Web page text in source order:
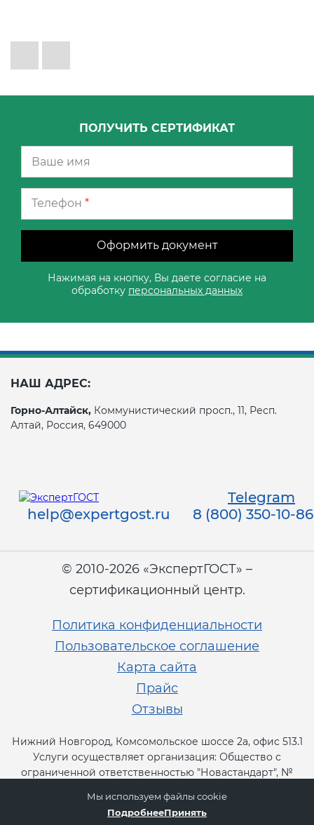
ПОЛУЧИТЬ СЕРТИФИКАТ
Телефон *
Оформить документ
Нажимая на кнопку, Вы даете согласие на
обработку персональных данных
НАШ АДРЕС:
Горно-Алтайск, Коммунистический просп., 11, Респ.
Алтай, Россия, 649000
Telegram
help@expertgost.ru
8 (800) 350-10-86
© 2010-2026 «ЭкспертГОСТ» –
сертификационный центр.
Политика конфиденциальности
Пользовательское соглашение
Карта сайта
Прайс
Отзывы
Нижний Новгород, Комсомольское шоссе 2а, офис 513.1
Услуги осуществляет организация: Общество с
ограниченной ответственностью "Новастандарт", №
Мы используем файлы cookie
ПодробнееПринять